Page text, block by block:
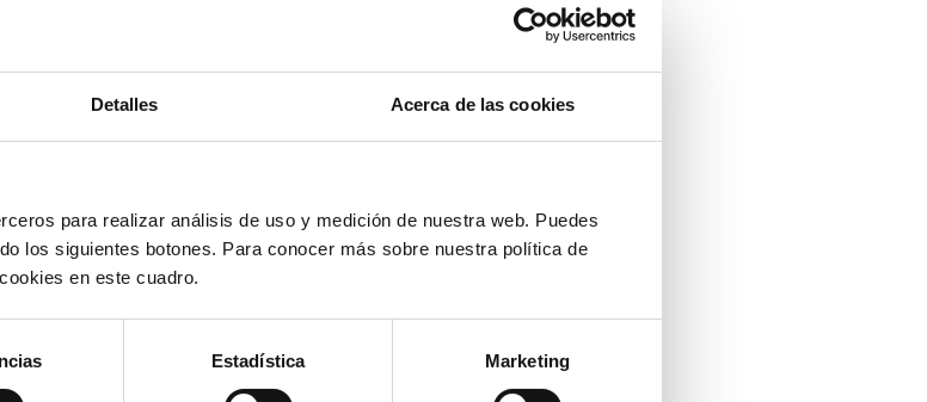
Detalles Acerca de las cookies
para realizar análisis de uso y medición de nuestra web. Puedes
los siguientes botones. Para conocer más sobre nuestra política de
en este cuadro.
Estadística Marketing
análisis predictivo pueden ir más allá de los datos
información más profunda sobre lo que ya ha
cliente una mayor conexión emocional con una marca.
IA alcanzan la mayoría de edad
de tecnología del MIT de 2020 a 1.004 líderes